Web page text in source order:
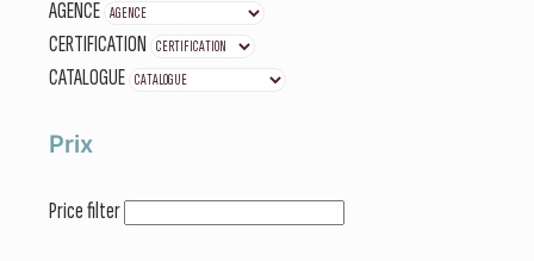
AGENCE
CERTIFICATION
CATALOGUE
Prix
Price filter